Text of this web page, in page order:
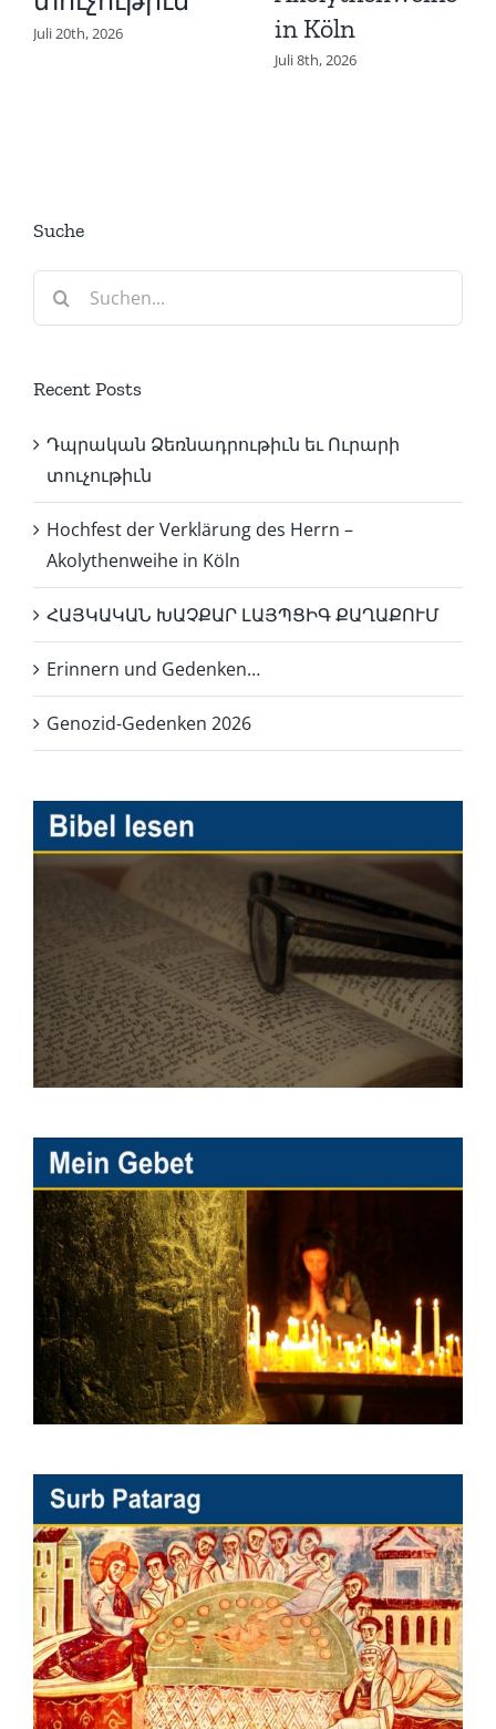
Juli 20th, 2026
in Köln
Juli 8th, 2026
Suche
Suche
nach:
Recent Posts
Դպրական Ձեռնադրութիւն եւ Ուրարի
տուչութիւն
Hochfest der Verklärung des Herrn –
Akolythenweihe in Köln
ՀԱՅԿԱԿԱՆ ԽԱՉՔԱՐ ԼԱՅՊՑԻԳ ՔԱՂԱՔՈՒՄ
Erinnern und Gedenken…
Genozid-Gedenken 2026